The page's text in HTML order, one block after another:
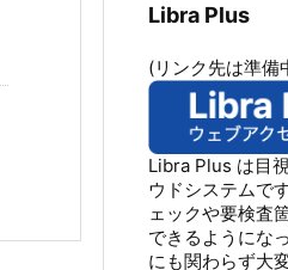
Libra Plus
(リンク先は準備
Libra Plus は目
ウドシステムで
ェックや要検査
できるようにな
にも関わらず大